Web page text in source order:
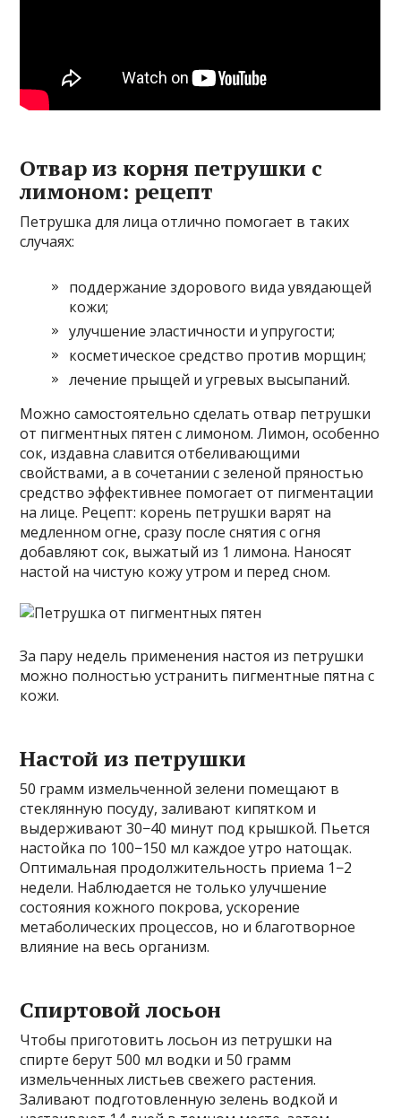
Отвар из корня петрушки с
лимоном: рецепт
Петрушка для лица отлично помогает в таких
случаях:
поддержание здорового вида увядающей
кожи;
улучшение эластичности и упругости;
косметическое средство против морщин;
лечение прыщей и угревых высыпаний.
Можно самостоятельно сделать отвар петрушки
от пигментных пятен с лимоном. Лимон, особенно
сок, издавна славится отбеливающими
свойствами, а в сочетании с зеленой пряностью
средство эффективнее помогает от пигментации
на лице. Рецепт: корень петрушки варят на
медленном огне, сразу после снятия с огня
добавляют сок, выжатый из 1 лимона. Наносят
настой на чистую кожу утром и перед сном.
За пару недель применения настоя из петрушки
можно полностью устранить пигментные пятна с
кожи.
Настой из петрушки
50 грамм измельченной зелени помещают в
стеклянную посуду, заливают кипятком и
выдерживают 30−40 минут под крышкой. Пьется
настойка по 100−150 мл каждое утро натощак.
Оптимальная продолжительность приема 1−2
недели. Наблюдается не только улучшение
состояния кожного покрова, ускорение
метаболических процессов, но и благотворное
влияние на весь организм.
Спиртовой лосьон
Чтобы приготовить лосьон из петрушки на
спирте берут 500 мл водки и 50 грамм
измельченных листьев свежего растения.
Заливают подготовленную зелень водкой и